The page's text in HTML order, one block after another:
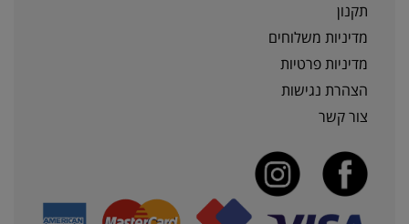
תקנון
מדיניות משלוחים
מדיניות פרטיות
הצהרת נגישות
צור קשר